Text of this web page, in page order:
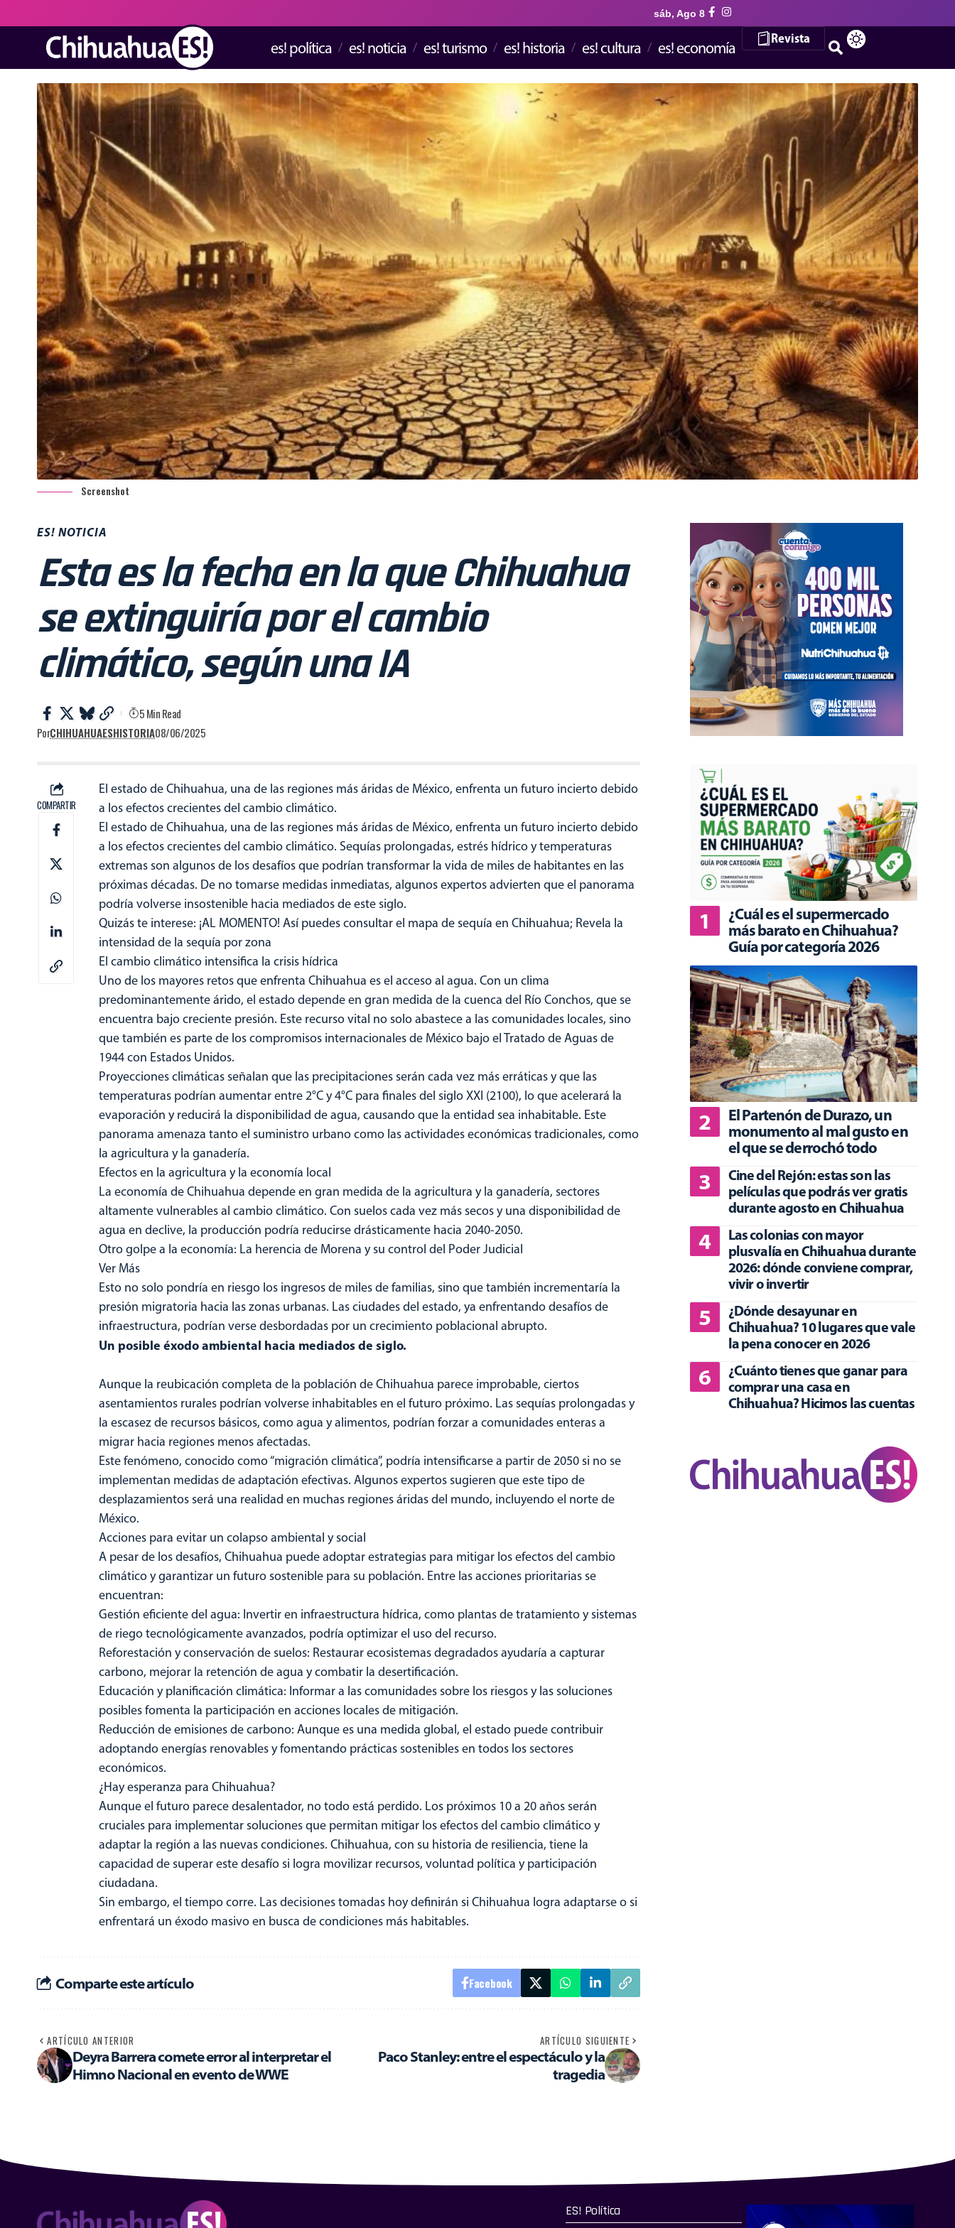
sáb, Ago 8
es! política es! noticia es! turismo es! historia es! cultura es! economía Revista
Screenshot
ES! NOTICIA
Esta es la fecha en la que Chihuahua
se extinguiría por el cambio
climático, según una IA
PorCHIHUAHUAESHISTORIA08/06/2025
5 Min Read
COMPARTIR
El estado de Chihuahua, una de las regiones más áridas de México, enfrenta un futuro incierto debido
a los efectos crecientes del cambio climático.
El estado de Chihuahua, una de las regiones más áridas de México, enfrenta un futuro incierto debido
a los efectos crecientes del cambio climático. Sequías prolongadas, estrés hídrico y temperaturas
extremas son algunos de los desafíos que podrían transformar la vida de miles de habitantes en las
próximas décadas. De no tomarse medidas inmediatas, algunos expertos advierten que el panorama
podría volverse insostenible hacia mediados de este siglo.
Quizás te interese: ¡AL MOMENTO! Así puedes consultar el mapa de sequía en Chihuahua; Revela la
intensidad de la sequía por zona
El cambio climático intensifica la crisis hídrica
Uno de los mayores retos que enfrenta Chihuahua es el acceso al agua. Con un clima
predominantemente árido, el estado depende en gran medida de la cuenca del Río Conchos, que se
encuentra bajo creciente presión. Este recurso vital no solo abastece a las comunidades locales, sino
que también es parte de los compromisos internacionales de México bajo el Tratado de Aguas de
1944 con Estados Unidos.
Proyecciones climáticas señalan que las precipitaciones serán cada vez más erráticas y que las
temperaturas podrían aumentar entre 2°C y 4°C para finales del siglo XXI (2100), lo que acelerará la
evaporación y reducirá la disponibilidad de agua, causando que la entidad sea inhabitable. Este
panorama amenaza tanto el suministro urbano como las actividades económicas tradicionales, como
la agricultura y la ganadería.
Efectos en la agricultura y la economía local
La economía de Chihuahua depende en gran medida de la agricultura y la ganadería, sectores
altamente vulnerables al cambio climático. Con suelos cada vez más secos y una disponibilidad de
agua en declive, la producción podría reducirse drásticamente hacia 2040-2050.
Otro golpe a la economía: La herencia de Morena y su control del Poder Judicial
Ver Más
Esto no solo pondría en riesgo los ingresos de miles de familias, sino que también incrementaría la
presión migratoria hacia las zonas urbanas. Las ciudades del estado, ya enfrentando desafíos de
infraestructura, podrían verse desbordadas por un crecimiento poblacional abrupto.
Un posible éxodo ambiental hacia mediados de siglo.
Aunque la reubicación completa de la población de Chihuahua parece improbable, ciertos
asentamientos rurales podrían volverse inhabitables en el futuro próximo. Las sequías prolongadas y
la escasez de recursos básicos, como agua y alimentos, podrían forzar a comunidades enteras a
migrar hacia regiones menos afectadas.
Este fenómeno, conocido como “migración climática”, podría intensificarse a partir de 2050 si no se
implementan medidas de adaptación efectivas. Algunos expertos sugieren que este tipo de
desplazamientos será una realidad en muchas regiones áridas del mundo, incluyendo el norte de
México.
Acciones para evitar un colapso ambiental y social
A pesar de los desafíos, Chihuahua puede adoptar estrategias para mitigar los efectos del cambio
climático y garantizar un futuro sostenible para su población. Entre las acciones prioritarias se
encuentran:
Gestión eficiente del agua: Invertir en infraestructura hídrica, como plantas de tratamiento y sistemas
de riego tecnológicamente avanzados, podría optimizar el uso del recurso.
Reforestación y conservación de suelos: Restaurar ecosistemas degradados ayudaría a capturar
carbono, mejorar la retención de agua y combatir la desertificación.
Educación y planificación climática: Informar a las comunidades sobre los riesgos y las soluciones
posibles fomenta la participación en acciones locales de mitigación.
Reducción de emisiones de carbono: Aunque es una medida global, el estado puede contribuir
adoptando energías renovables y fomentando prácticas sostenibles en todos los sectores
económicos.
¿Hay esperanza para Chihuahua?
Aunque el futuro parece desalentador, no todo está perdido. Los próximos 10 a 20 años serán
cruciales para implementar soluciones que permitan mitigar los efectos del cambio climático y
adaptar la región a las nuevas condiciones. Chihuahua, con su historia de resiliencia, tiene la
capacidad de superar este desafío si logra movilizar recursos, voluntad política y participación
ciudadana.
Sin embargo, el tiempo corre. Las decisiones tomadas hoy definirán si Chihuahua logra adaptarse o si
enfrentará un éxodo masivo en busca de condiciones más habitables.
Comparte este artículo Facebook
ARTÍCULO ANTERIOR
Deyra Barrera comete error al interpretar el
Himno Nacional en evento de WWE
ARTÍCULO SIGUIENTE
Paco Stanley: entre el espectáculo y la
tragedia
¿Cuál es el supermercado
más barato en Chihuahua?
Guía por categoría 2026
El Partenón de Durazo, un
monumento al mal gusto en
el que se derrochó todo
Cine del Rejón: estas son las
películas que podrás ver gratis
durante agosto en Chihuahua
Las colonias con mayor
plusvalía en Chihuahua durante
2026: dónde conviene comprar,
vivir o invertir
¿Dónde desayunar en
Chihuahua? 10 lugares que vale
la pena conocer en 2026
¿Cuánto tienes que ganar para
comprar una casa en
Chihuahua? Hicimos las cuentas
ES! Política